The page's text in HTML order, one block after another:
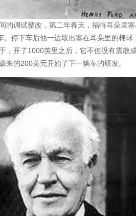
的调试整改，第二年春天，福特耳朵里
。停下车后他一边取出塞在耳朵里的棉
，开了1000英里之后，它不但没有震散
来的200美元开始了下一辆车的研发。